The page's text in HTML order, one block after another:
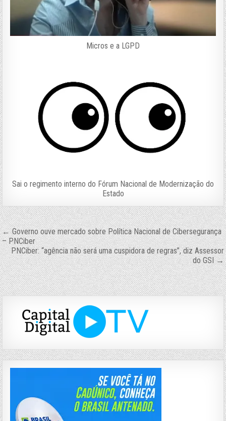
Micros e a LGPD
Sai o regimento interno do Fórum Nacional de Modernização do
Estado
Navegação
de
Post
← Governo ouve mercado sobre Política Nacional de Cibersegurança
– PNCiber
PNCiber: “agência não será uma cuspidora de regras”, diz Assessor
do GSI →